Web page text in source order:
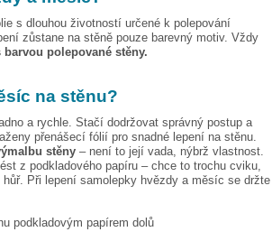
s dlouhou životností určené k polepování
zůstane na stěně pouze barevný motiv. Vždy
polepované stěny.
na stěnu?
a rychle. Stačí dodržovat správný postup a
přenášecí fólií pro snadné lepení na stěnu.
stěny – není to její vada, nýbrž vlastnost.
z podkladového papíru – chce to trochu cviku,
Při lepení samolepky hvězdy a měsíc se držte
podkladovým papírem dolů